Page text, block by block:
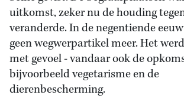
uitkomst, zeker nu de houding
veranderde. In de negentiende
geen wegwerpartikel meer. Het
met gevoel - vandaar ook de
bijvoorbeeld vegetarisme en de
dierenbescherming.